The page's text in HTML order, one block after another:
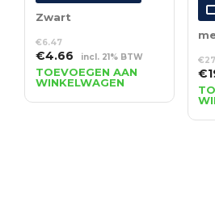
Zwart
€6.47
Oorspronkelijke
prijs
was:
€6.47.
€4.66Huidige
prijs
is:
€4.66.
incl. 21% BTW
TOEVOEGEN AAN
WINKELWAGEN
€
€